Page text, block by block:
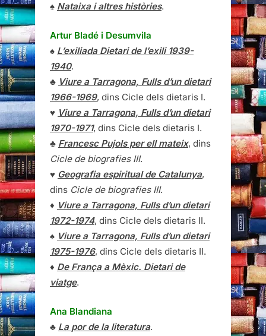
♠ Nataixa i altres històries.
Artur Bladé i Desumvila
♠ L’exiliada Dietari de l’exili 1939-
1940.
♣ Viure a Tarragona, Fulls d’un dietari
1966-1969, dins Cicle dels dietaris I.
♥ Viure a Tarragona, Fulls d’un dietari
1970-1971, dins Cicle dels dietaris I.
♣ Francesc Pujols per ell mateix, dins
Cicle de biografies III.
♥ Geografia espiritual de Catalunya,
dins Cicle de biografies III.
♦ Viure a Tarragona, Fulls d’un dietari
1972-1974, dins Cicle dels dietaris II.
♠ Viure a Tarragona, Fulls d’un dietari
1975-1976, dins Cicle dels dietaris II.
♦ De França a Mèxic. Dietari de
viatge.
Ana Blandiana
♣ La por de la literatura.